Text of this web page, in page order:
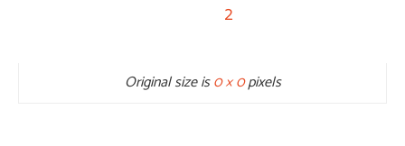
2
Original size is0 × 0pixels